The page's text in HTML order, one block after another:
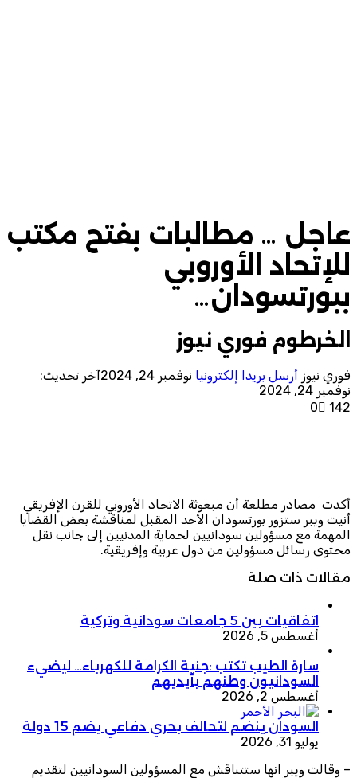
عاجل … مطالبات بفتح مكتب
للإتحاد الأوروبي
ببورتسودان…
الخرطوم فوري نيوز
فوري نيوز أرسل بريدا إلكترونيا نوفمبر 24, 2024
آخر تحديث:
نوفمبر 24, 2024
0
142
أكدت مصادر مطلعة أن مبعوثة الاتحاد الأوروبي للقرن الإفريقي
أنيت ويبر ستزور بورتسودان الأحد المقبل لمناقشة بعض القضايا
المهمة مع مسؤولين سودانيين لحماية المدنيين إلى جانب نقل
محتوى رسائل مسؤولين من دول عربية وإفريقية.
مقالات ذات صلة
اتفاقيات بين 5 جامعات سودانية وتركية
أغسطس 5, 2026
سارة الطيب تكتب :جنية الكرامة للكهرباء… ليضيء
السودانيون وطنهم بأيديهم
أغسطس 2, 2026
السودان ينضم لتحالف بحري دفاعي يضم 15 دولة
يوليو 31, 2026
– وقالت ويبر انها ستتناقش مع المسؤولين السودانيين لتقديم